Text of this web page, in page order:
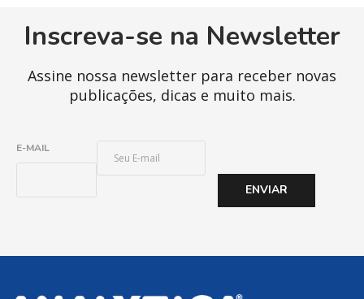
Inscreva-se na Newsletter
Assine nossa newsletter para receber novas
publicações, dicas e muito mais.
E-MAIL
ENVIAR